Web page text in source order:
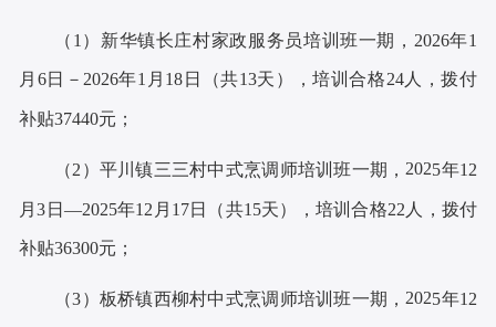
（ 1）新华镇长庄村家政服务员培训班一期， 2026年1
月 6日 －2026年1 月 18 日 （共13天） ，培训合格24人，拨付
补贴37440元；
（2）平川镇三三村中式烹调师培训班一期，2025年12
月3 日 —2025年12 月 17日（共15天） ，培训合格22人，拨付
补贴36300元；
（3）板桥镇西柳村中式烹调师培训班一期，2025年12